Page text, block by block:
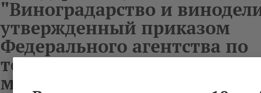
"Виноградарство и
утвержденный приказом
Федерального агентства по
техническому
метрологии от 6 августа